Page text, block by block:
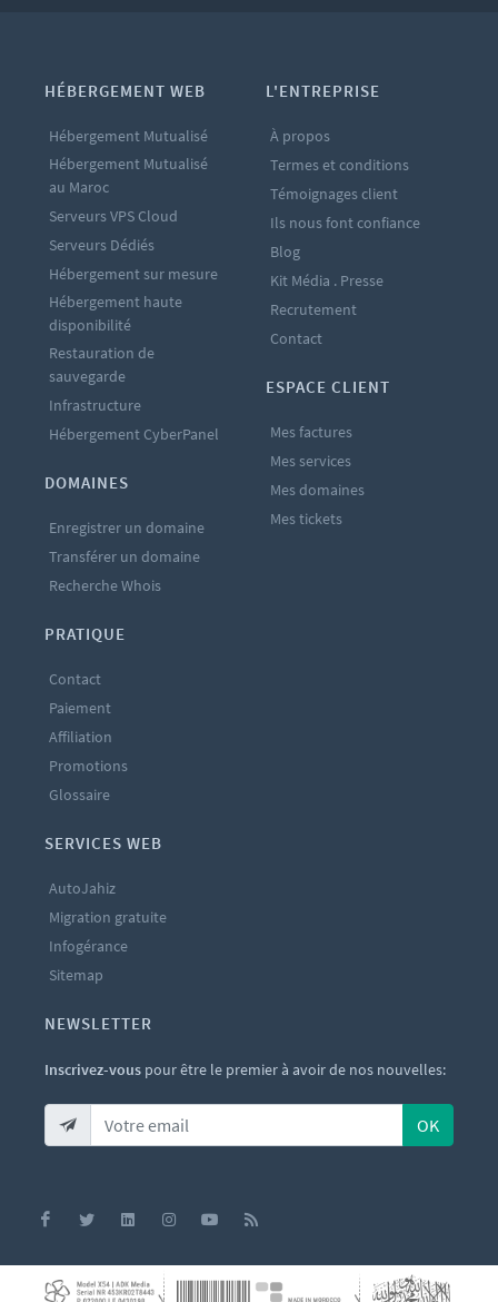
HÉBERGEMENT WEB
Hébergement Mutualisé
Hébergement Mutualisé
au Maroc
Serveurs VPS Cloud
Serveurs Dédiés
Hébergement sur mesure
Hébergement haute
disponibilité
Restauration de
sauvegarde
Infrastructure
Hébergement CyberPanel
DOMAINES
Enregistrer un domaine
Transférer un domaine
Recherche Whois
L'ENTREPRISE
À propos
Termes et conditions
Témoignages client
Ils nous font confiance
Blog
Kit Média . Presse
Recrutement
Contact
ESPACE CLIENT
Mes factures
Mes services
Mes domaines
Mes tickets
PRATIQUE
Contact
Paiement
Affiliation
Promotions
Glossaire
SERVICES WEB
AutoJahiz
Migration gratuite
Infogérance
Sitemap
NEWSLETTER
Inscrivez-vous pour être le premier à avoir de nos nouvelles:
OK